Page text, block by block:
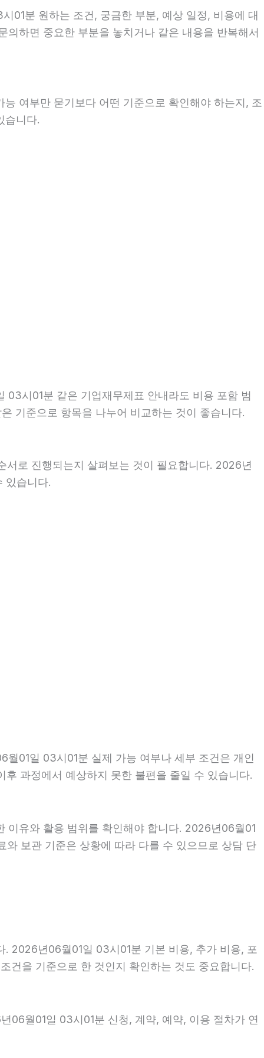
01분 원하는 조건, 궁금한 부분, 예상 일정, 비용에 대
하면 중요한 부분을 놓치거나 같은 내용을 반복해서
여부만 묻기보다 어떤 기준으로 확인해야 하는지, 조
습니다.
시01분 같은 기업재무제표 안내라도 비용 포함 범
기준으로 항목을 나누어 비교하는 것이 좋습니다.
로 진행되는지 살펴보는 것이 필요합니다. 2026년
있습니다.
01일 03시01분 실제 가능 여부나 세부 조건은 개인
과정에서 예상하지 못한 불편을 줄일 수 있습니다.
이유와 활용 범위를 확인해야 합니다. 2026년06월01
와 보관 기준은 상황에 따라 다를 수 있으므로 상담 단
2026년06월01일 03시01분 기본 비용, 추가 비용, 포
건을 기준으로 한 것인지 확인하는 것도 중요합니다.
06월01일 03시01분 신청, 계약, 예약, 이용 절차가 연